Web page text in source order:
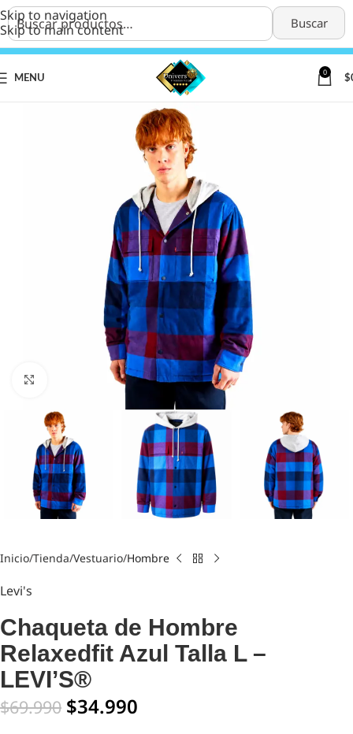
Buscar
Skip to navigation
Skip to main content
MENU
0
$
Click to enlarge
Inicio Tienda Vestuario Hombre
Levi's
Chaqueta de Hombre
Relaxedfit Azul Talla L –
LEVI’S®
$69.990 $34.990